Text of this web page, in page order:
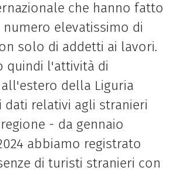
che hanno fatto
numero elevatissimo di
solo di addetti ai lavori.
quindi l'attività di
della Liguria
relativi agli stranieri
- da gennaio
abbiamo registrato
di turisti stranieri con